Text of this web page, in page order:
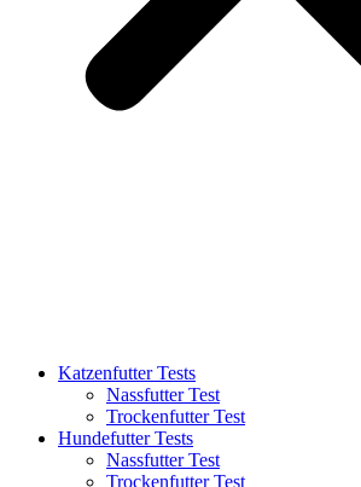
Katzenfutter Tests
Nassfutter Test
Trockenfutter Test
Hundefutter Tests
Nassfutter Test
Trockenfutter Test